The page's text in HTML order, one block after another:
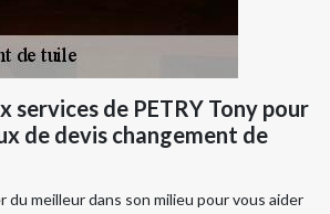
services de PETRY Tony pour
de devis changement de
du meilleur dans son milieu pour vous aider